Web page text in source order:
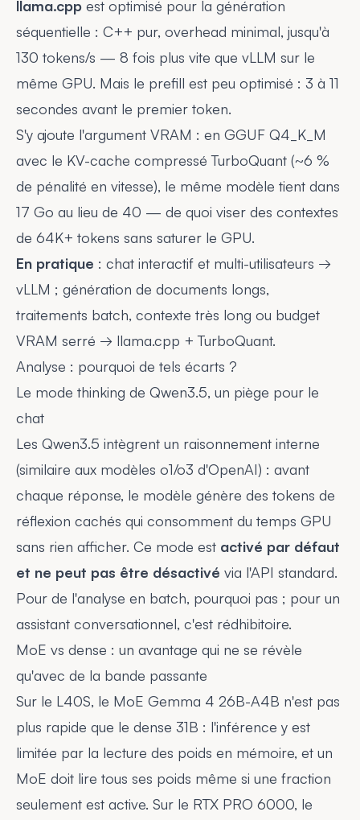
llama.cpp est optimisé pour la génération
séquentielle : C++ pur, overhead minimal, jusqu'à
130 tokens/s — 8 fois plus vite que vLLM sur le
même GPU. Mais le prefill est peu optimisé : 3 à 11
secondes avant le premier token.
S'y ajoute l'argument VRAM : en GGUF Q4_K_M
avec le KV-cache compressé TurboQuant (~6 %
de pénalité en vitesse), le même modèle tient dans
17 Go au lieu de 40 — de quoi viser des contextes
de 64K+ tokens sans saturer le GPU.
En pratique : chat interactif et multi-utilisateurs →
vLLM ; génération de documents longs,
traitements batch, contexte très long ou budget
VRAM serré → llama.cpp + TurboQuant.
Analyse : pourquoi de tels écarts ?
Le mode thinking de Qwen3.5, un piège pour le
chat
Les Qwen3.5 intègrent un raisonnement interne
(similaire aux modèles o1/o3 d'OpenAI) : avant
chaque réponse, le modèle génère des tokens de
réflexion cachés qui consomment du temps GPU
sans rien afficher. Ce mode est activé par défaut
et ne peut pas être désactivé via l'API standard.
Pour de l'analyse en batch, pourquoi pas ; pour un
assistant conversationnel, c'est rédhibitoire.
MoE vs dense : un avantage qui ne se révèle
qu'avec de la bande passante
Sur le L40S, le MoE Gemma 4 26B-A4B n'est pas
plus rapide que le dense 31B : l'inférence y est
limitée par la lecture des poids en mémoire, et un
MoE doit lire tous ses poids même si une fraction
seulement est active. Sur le RTX PRO 6000, le